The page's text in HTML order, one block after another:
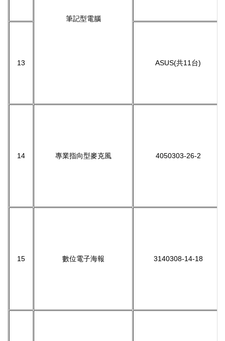
筆記型電腦
13 ASUS(共11台)
14 專業指向型麥克風 4050303-26-2
15 數位電子海報 3140308-14-18